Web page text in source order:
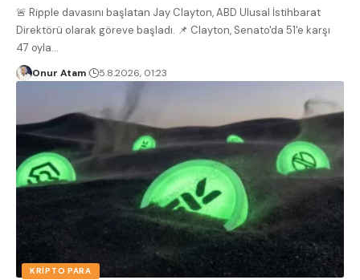
🚨 Ripple davasını başlatan Jay Clayton, ABD Ulusal İstihbarat
Direktörü olarak göreve başladı. 📌 Clayton, Senato'da 51'e karşı
47 oyla…
Onur Atam 5.8.2026, 01:23
KRIPTO PARA